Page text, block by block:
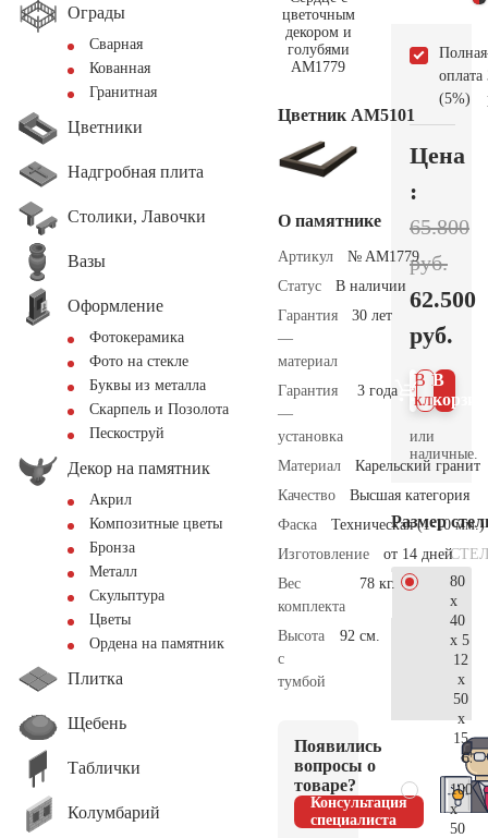
Ограды
Сварная
Кованная
Гранитная
Цветники
Надгробная плита
Столики, Лавочки
Вазы
Оформление
Фотокерамика
Фото на стекле
Буквы из металла
Скарпель и Позолота
Пескоструй
Декор на памятник
Акрил
Композитные цветы
Бронза
Металл
Скульптура
Цветы
Ордена на памятник
Плитка
Щебень
Таблички
Колумбарий
Цветник АМ5101
О памятнике
Артикул
№ AM1779
Статус
В наличии
Гарантия
—
материал
30 лет
Гарантия
—
установка
3 года
Материал
Карельский гранит
Качество
Высшая категория
Фаска
Техническая (1-10 мм.)
Изготовление
от 14 дней
Вес
комплекта
78 кг.
Высота
с
тумбой
92 см.
Появились
вопросы о
товаре?
Консультация
специалиста
Полная
оплата
(5%)
Цена
:
65.800
руб.
62.500
руб.
В
В 1
клик
или
наличные.
Размер
80
x
40
x 5
12
x
50
x
15
100
x
50